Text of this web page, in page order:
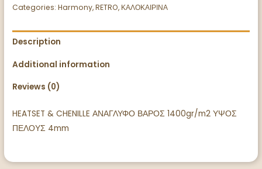
Categories:Harmony,RETRO, ΚΑΛΟΚΑΙΡΙΝΑ
Description
Additional information
Reviews (0)
HEATSET & CHENILLE ΑΝΑΓΛΥΦΟ ΒΑΡΟΣ 1400gr/m2 ΥΨΟΣ
ΠΕΛΟΥΣ 4mm